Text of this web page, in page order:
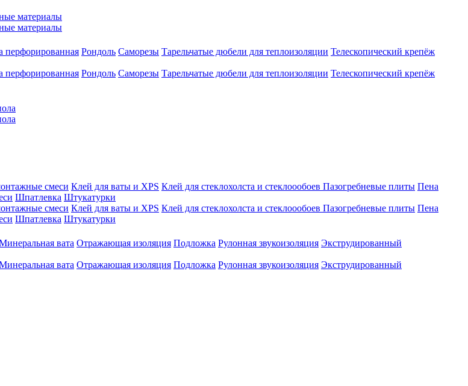
материалы
материалы
перфорированная Рондоль Саморезы Тарельчатые дюбели для теплоизоляции Телескопический крепёж
перфорированная Рондоль Саморезы Тарельчатые дюбели для теплоизоляции Телескопический крепёж
смеси Клей для ваты и XPS Клей для стеклохолста и стеклоообоев Пазогребневые плиты Пена
Шпатлевка Штукатурки
смеси Клей для ваты и XPS Клей для стеклохолста и стеклоообоев Пазогребневые плиты Пена
Шпатлевка Штукатурки
вата Отражающая изоляция Подложка Рулонная звукоизоляция Экструдированный
вата Отражающая изоляция Подложка Рулонная звукоизоляция Экструдированный